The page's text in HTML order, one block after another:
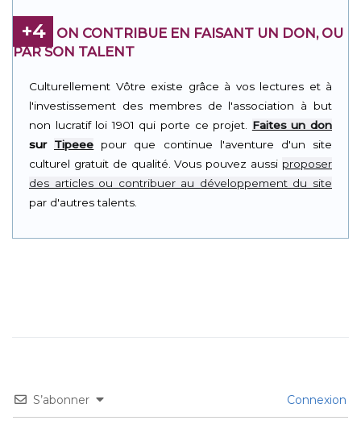
+4
ON CONTRIBUE EN FAISANT UN DON, OU
PAR SON TALENT
Culturellement Vôtre existe grâce à vos lectures et à
l'investissement des membres de l'association à but
non lucratif loi 1901 qui porte ce projet. Faites un don
sur Tipeee pour que continue l'aventure d'un site
culturel gratuit de qualité. Vous pouvez aussi proposer
des articles ou contribuer au développement du site
par d'autres talents.
S’abonner Connexion